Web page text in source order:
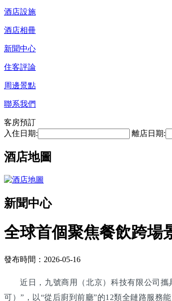
酒店設施
酒店相冊
新聞中心
住客評論
周邊景點
聯系我們
客房預訂
入住日期:
離店日期:
酒店地圖
新聞中心
全球首個聚焦餐飲跨場
發布時間：2026-05-16
近日，九號商用（北京）科技有限公司
可）”，以“從后廚到前廳”的12類全鏈路服務